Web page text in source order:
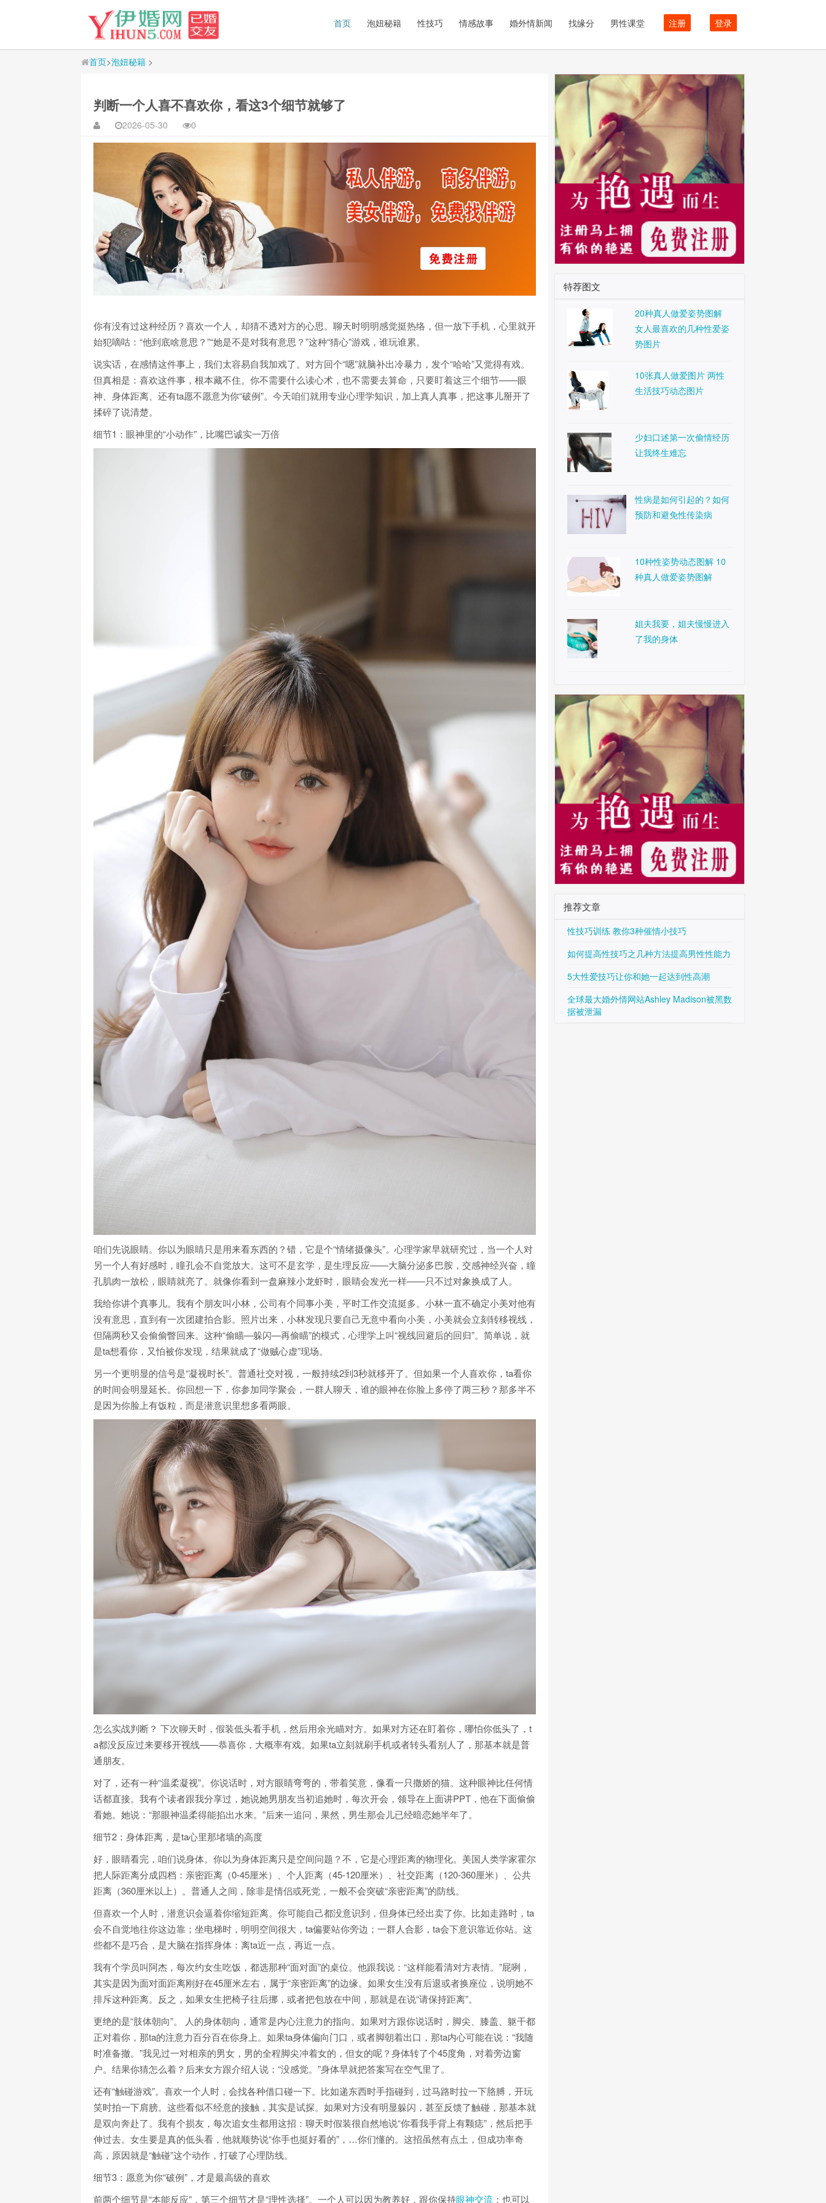
首页 泡妞秘籍 性技巧 情感故事 婚外情新闻 找缘分 男性课堂 注册 登录
首页>泡妞秘籍 >
判断一个人喜不喜欢你，看这3个细节就够了
2026-05-30 0
你有没有过这种经历？喜欢一个人，却猜不透对方的心思。聊天时明明感觉挺热络，但一放下手机，心里就开
始犯嘀咕：“他到底啥意思？”“她是不是对我有意思？”这种“猜心”游戏，谁玩谁累。
说实话，在感情这件事上，我们太容易自我加戏了。对方回个“嗯”就脑补出冷暴力，发个“哈哈”又觉得有戏。
但真相是：喜欢这件事，根本藏不住。你不需要什么读心术，也不需要去算命，只要盯着这三个细节——眼
神、身体距离、还有ta愿不愿意为你“破例”。今天咱们就用专业心理学知识，加上真人真事，把这事儿掰开了
揉碎了说清楚。
细节1：眼神里的“小动作”，比嘴巴诚实一万倍
咱们先说眼睛。你以为眼睛只是用来看东西的？错，它是个“情绪摄像头”。心理学家早就研究过，当一个人对
另一个人有好感时，瞳孔会不自觉放大。这可不是玄学，是生理反应——大脑分泌多巴胺，交感神经兴奋，瞳
孔肌肉一放松，眼睛就亮了。就像你看到一盘麻辣小龙虾时，眼睛会发光一样——只不过对象换成了人。
我给你讲个真事儿。我有个朋友叫小林，公司有个同事小美，平时工作交流挺多。小林一直不确定小美对他有
没有意思，直到有一次团建拍合影。照片出来，小林发现只要自己无意中看向小美，小美就会立刻转移视线，
但隔两秒又会偷偷瞥回来。这种“偷瞄—躲闪—再偷瞄”的模式，心理学上叫“视线回避后的回归”。简单说，就
是ta想看你，又怕被你发现，结果就成了“做贼心虚”现场。
另一个更明显的信号是“凝视时长”。普通社交对视，一般持续2到3秒就移开了。但如果一个人喜欢你，ta看你
的时间会明显延长。你回想一下，你参加同学聚会，一群人聊天，谁的眼神在你脸上多停了两三秒？那多半不
是因为你脸上有饭粒，而是潜意识里想多看两眼。
怎么实战判断？ 下次聊天时，假装低头看手机，然后用余光瞄对方。如果对方还在盯着你，哪怕你低头了，t
a都没反应过来要移开视线——恭喜你，大概率有戏。如果ta立刻就刷手机或者转头看别人了，那基本就是普
通朋友。
对了，还有一种“温柔凝视”。你说话时，对方眼睛弯弯的，带着笑意，像看一只撒娇的猫。这种眼神比任何情
话都直接。我有个读者跟我分享过，她说她男朋友当初追她时，每次开会，领导在上面讲PPT，他在下面偷偷
看她。她说：“那眼神温柔得能掐出水来。”后来一追问，果然，男生那会儿已经暗恋她半年了。
细节2：身体距离，是ta心里那堵墙的高度
好，眼睛看完，咱们说身体。你以为身体距离只是空间问题？不，它是心理距离的物理化。美国人类学家霍尔
把人际距离分成四档：亲密距离（0-45厘米）、个人距离（45-120厘米）、社交距离（120-360厘米）、公共
距离（360厘米以上）。普通人之间，除非是情侣或死党，一般不会突破“亲密距离”的防线。
但喜欢一个人时，潜意识会逼着你缩短距离。你可能自己都没意识到，但身体已经出卖了你。比如走路时，ta
会不自觉地往你这边靠；坐电梯时，明明空间很大，ta偏要站你旁边；一群人合影，ta会下意识靠近你站。这
些都不是巧合，是大脑在指挥身体：离ta近一点，再近一点。
我有个学员叫阿杰，每次约女生吃饭，都选那种“面对面”的桌位。他跟我说：“这样能看清对方表情。”屁咧，
其实是因为面对面距离刚好在45厘米左右，属于“亲密距离”的边缘。如果女生没有后退或者换座位，说明她不
排斥这种距离。反之，如果女生把椅子往后挪，或者把包放在中间，那就是在说“请保持距离”。
更绝的是“肢体朝向”。 人的身体朝向，通常是内心注意力的指向。如果对方跟你说话时，脚尖、膝盖、躯干都
正对着你，那ta的注意力百分百在你身上。如果ta身体偏向门口，或者脚朝着出口，那ta内心可能在说：“我随
时准备撤。”我见过一对相亲的男女，男的全程脚尖冲着女的，但女的呢？身体转了个45度角，对着旁边窗
户。结果你猜怎么着？后来女方跟介绍人说：“没感觉。”身体早就把答案写在空气里了。
还有“触碰游戏”。喜欢一个人时，会找各种借口碰一下。比如递东西时手指碰到，过马路时拉一下胳膊，开玩
笑时拍一下肩膀。这些看似不经意的接触，其实是试探。如果对方没有明显躲闪，甚至反馈了触碰，那基本就
是双向奔赴了。我有个损友，每次追女生都用这招：聊天时假装很自然地说“你看我手背上有颗痣”，然后把手
伸过去。女生要是真的低头看，他就顺势说“你手也挺好看的”，…你们懂的。这招虽然有点土，但成功率奇
高，原因就是“触碰”这个动作，打破了心理防线。
细节3：愿意为你“破例”，才是最高级的喜欢
前两个细节是“本能反应”，第三个细节才是“理性选择”。一个人可以因为教养好，跟你保持眼神交流 ；也可以
特荐图文
20种真人做爱姿势图解
女人最喜欢的几种性爱姿
势图片
10张真人做爱图片 两性
生活技巧动态图片
少妇口述第一次偷情经历
让我终生难忘
性病是如何引起的？如何
预防和避免性传染病
10种性姿势动态图解 10
种真人做爱姿势图解
姐夫我要，姐夫慢慢进入
了我的身体
推荐文章
性技巧训练 教你3种催情小技巧
如何提高性技巧之几种方法提高男性性能力
5大性爱技巧让你和她一起达到性高潮
全球最大婚外情网站Ashley Madison被黑数
据被泄漏